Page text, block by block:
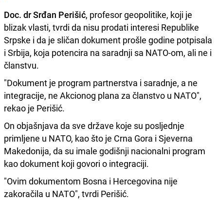
Doc. dr Srđan Perišić, profesor geopolitike, koji je
blizak vlasti, tvrdi da nisu prodati interesi Republike
Srpske i da je sličan dokument prošle godine potpisala
i Srbija, koja potencira na saradnji sa NATO-om, ali ne i
članstvu.
"Dokument je program partnerstva i saradnje, a ne
integracije, ne Akcionog plana za članstvo u NATO",
rekao je Perišić.
On objašnjava da sve države koje su posljednje
primljene u NATO, kao što je Crna Gora i Sjeverna
Makedonija, da su imale godišnji nacionalni program
kao dokument koji govori o integraciji.
"Ovim dokumentom Bosna i Hercegovina nije
zakoračila u NATO", tvrdi Perišić.